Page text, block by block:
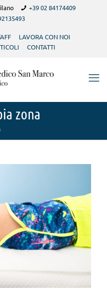
+39 02 84174409
LAVORA CON NOI
CONTATTI
zona